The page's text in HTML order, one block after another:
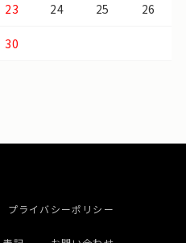
23 24 25 26
30
プライバシーポリシー